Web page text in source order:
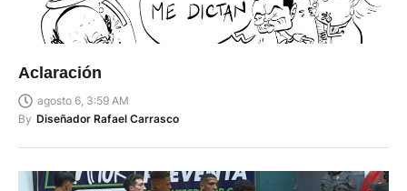
Aclaración
agosto 6, 3:59 AM
By Diseñador Rafael Carrasco